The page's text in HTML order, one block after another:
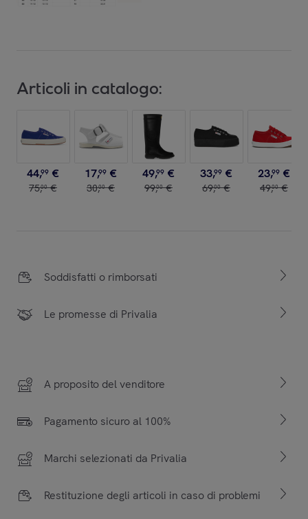
Articoli in catalogo:
44,99 €
75,00 €
17,99 €
30,00 €
49,99 €
99,00 €
33,99 €
69,00 €
23,99 €
49,00 €
Soddisfatti o rimborsati
Le promesse di Privalia
A proposito del venditore
Pagamento sicuro al 100%
Marchi selezionati da Privalia
Restituzione degli articoli in caso di problemi